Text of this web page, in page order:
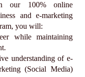
our 100% online
and e-marketing
you will:
while maintaining
understanding of e-
(Social Media)